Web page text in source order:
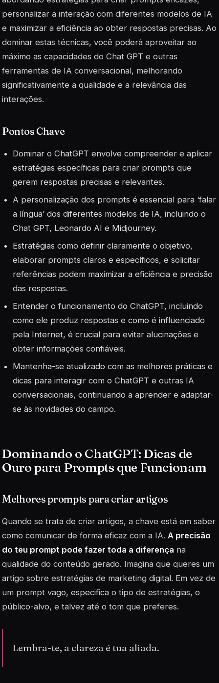
personalizar a interação com diferentes modelos de IA
e maximizar a eficiência ao obter respostas precisas. Ao
dominar estas técnicas, você poderá aproveitar ao
máximo as capacidades do Chat GPT e outras
ferramentas de IA conversacional, melhorando
significativamente a qualidade e a relevância das
interações.
Pontos Chave
Dominar o ChatGPT envolve compreender e aplicar
estratégias específicas para criar prompts que
gerem respostas precisas e relevantes.
A personalização dos prompts é essencial para ‘falar
a língua’ dos diferentes modelos de IA, incluindo o
Chat GPT, Leonardo AI e Midjourney.
Estratégias como definir claramente o objetivo,
elaborar prompts claros e específicos, e solicitar
referências podem maximizar a eficiência e precisão
das respostas.
Entender o funcionamento do ChatGPT, incluindo
como ele produz respostas e como é influenciado
pela Internet, é crucial para evitar alucinações e
obter informações confiáveis.
Mantenha-se atualizado com as melhores práticas e
dicas para interagir com o ChatGPT e outras IA
conversacionais, continuando a aprender e adaptar-
se às novidades do campo.
Dominando o ChatGPT: Dicas de
Ouro para Prompts que Funcionam
Melhores prompts para criar artigos
Quando se trata de criar artigos, a chave está em saber
como comunicar de forma eficaz com a IA. A precisão
do teu prompt pode fazer toda a diferença na
qualidade do conteúdo gerado. Imagina que queres um
artigo sobre estratégias de marketing digital. Em vez de
um prompt vago, especifica o tipo de estratégias, o
público-alvo, e talvez até o tom que preferes.
Lembra-te, a clareza é tua aliada.